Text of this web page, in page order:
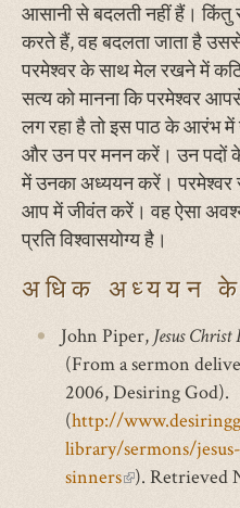
आसानी से बदलती नहीं हैं।
करते हैं, वह बदलता जाता है
परमेश्वर के साथ मेल रखने में
सत्य को मानना कि परमेश्वर
लग रहा है तो इस पाठ के आरंभ में
और उन पर मनन करें। उन पदों
में उनका अध्ययन करें। परमेश्वर
आप में जीवंत करें। वह ऐसा
प्रति विश्वासयोग्य है।
अधिक अध्ययन के
John Piper, Jesus
(From a sermon
2006, Desiring God).
(http://
library/sermons/
sinners
(link ). Retrieved